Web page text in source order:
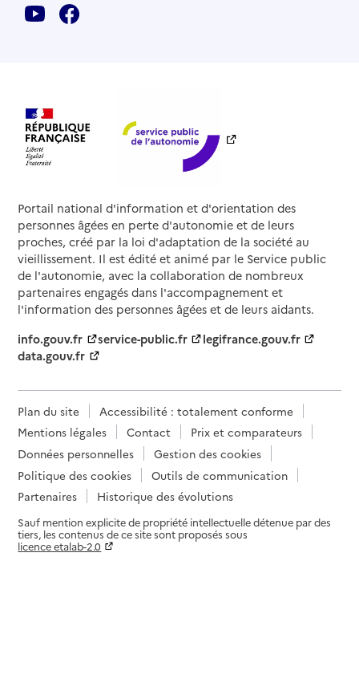
Portail national d'information et d'orientation des
personnes âgées en perte d'autonomie et de leurs
proches, créé par la loi d'adaptation de la société au
vieillissement. Il est édité et animé par le Service public
de l'autonomie, avec la collaboration de nombreux
partenaires engagés dans l'accompagnement et
l'information des personnes âgées et de leurs aidants.
info.gouv.fr
service-public.fr
legifrance.gouv.fr
data.gouv.fr
Plan du site
Accessibilité : totalement conforme
Mentions légales
Contact
Prix et comparateurs
Données personnelles
Gestion des cookies
Politique des cookies
Outils de communication
Partenaires
Historique des évolutions
Sauf mention explicite de propriété intellectuelle détenue par des
tiers, les contenus de ce site sont proposés sous
licence etalab-2.0